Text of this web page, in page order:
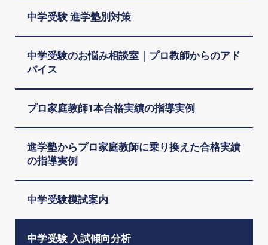
中学受験 進学塾別対策
中学受験のお悩み相談室｜プロ教師からのアド
バイス
プロ家庭教師1本合格実績の指導実例
進学塾からプロ家庭教師に乗り換えた合格実績
の指導実例
中学受験模試案内
中学受験 入試傾向分析